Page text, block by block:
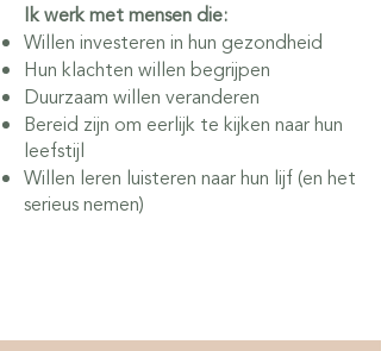
Ik werk met mensen die:
Willen investeren in hun gezondheid
Hun klachten willen begrijpen
Duurzaam willen veranderen
Bereid zijn om eerlijk te kijken naar hun
leefstijl
Willen leren luisteren naar hun lijf (en het
serieus nemen)